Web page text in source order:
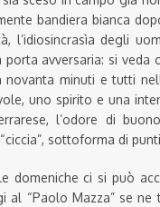
bandiera bianca
l’idiosincrasìa degli
porta avversaria: si veda
novanta minuti e tutti
uno spirito e una
l’odore di
sottoforma di
domeniche ci si può
al “Paolo Mazza” se